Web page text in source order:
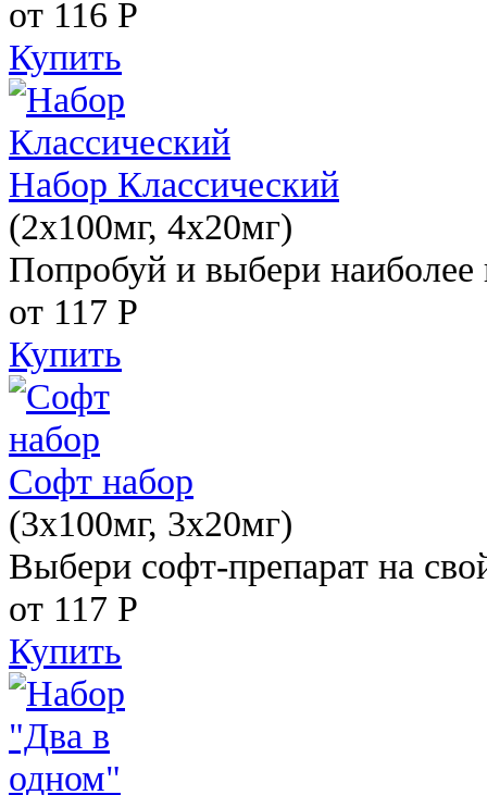
от 116 Р
Купить
Набор Классический
(2x100мг, 4x20мг)
Попробуй и выбери наиболее
от 117 Р
Купить
Софт набор
(3x100мг, 3x20мг)
Выбери софт-препарат на
от 117 Р
Купить